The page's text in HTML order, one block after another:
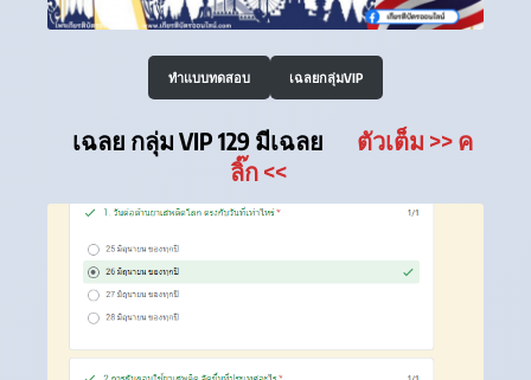
ทำแบบทดสอบ เฉลยกลุ่มVIP
เฉลย กลุ่ม VIP 129 มีเฉลย ตัวเต็ม >> ค
ลิ๊ก <<